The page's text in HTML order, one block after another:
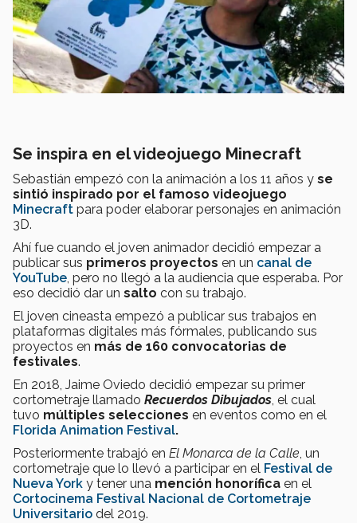
Se inspira en el videojuego Minecraft
Sebastián empezó con la animación a los 11 años y se
sintió inspirado por el famoso videojuego
Minecraft para poder elaborar personajes en animación
3D.
Ahí fue cuando el joven animador decidió empezar a
publicar sus primeros proyectos en un canal de
YouTube, pero no llegó a la audiencia que esperaba. Por
eso decidió dar un salto con su trabajo.
El joven cineasta empezó a publicar sus trabajos en
plataformas digitales más fórmales, publicando sus
proyectos en más de 160 convocatorias de
festivales.
En 2018, Jaime Oviedo decidió empezar su primer
cortometraje llamado Recuerdos Dibujados, el cual
tuvo múltiples selecciones en eventos como en el
Florida Animation Festival.
Posteriormente trabajó en El Monarca de la Calle, un
cortometraje que lo llevó a participar en el Festival de
Nueva York y tener una mención honorífica en el
Cortocinema Festival Nacional de Cortometraje
Universitario del 2019.